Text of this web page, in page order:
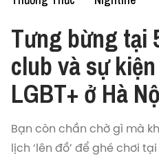
Tưng bừng tại
club và sự
LGBT+ ở Hà
Bạn còn chần chờ gì mà
lịch ‘lên đồ’ để ghé chơi